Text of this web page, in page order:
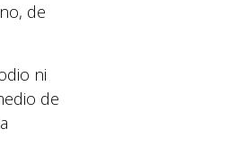
de
ni
de